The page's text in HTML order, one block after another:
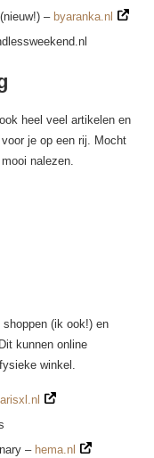
– byaranka.nl
heel veel artikelen en
je op een rij. Mocht
nalezen.
(ik ook!) en
kunnen online
winkel.
– hema.nl